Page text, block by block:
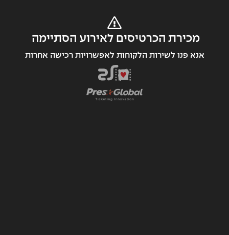
מכירת הכרטיסים לאירוע הסתיימה
אנא פנו לשירות הלקוחות לאפשרויות רכישה אחרות